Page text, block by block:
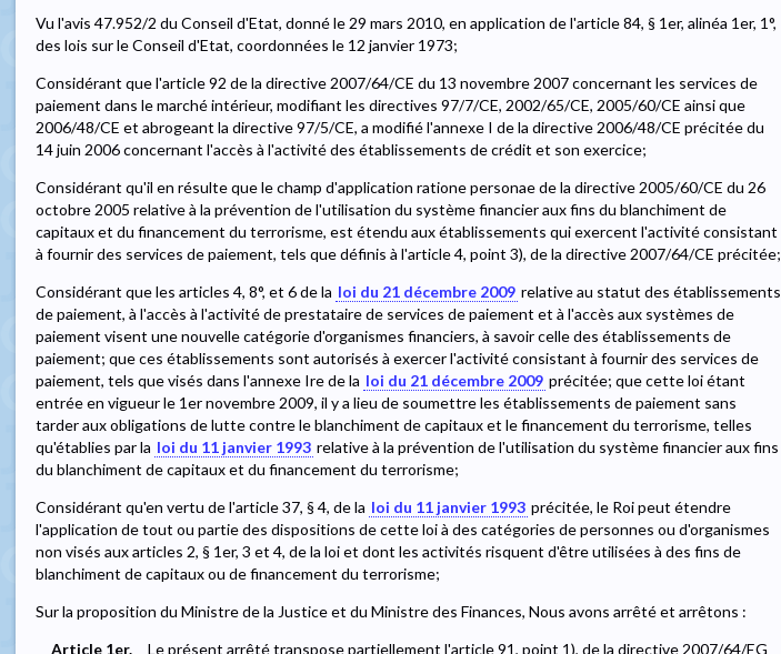
Vu l'avis 47.952/2 du Conseil d'Etat, donné le 29 mars 2010, en application de l'article 84, § 1er, alinéa 1er, 1°,
des lois sur le Conseil d'Etat, coordonnées le 12 janvier 1973;
Considérant que l'article 92 de la directive 2007/64/CE du 13 novembre 2007 concernant les services de
paiement dans le marché intérieur, modifiant les directives 97/7/CE, 2002/65/CE, 2005/60/CE ainsi que
2006/48/CE et abrogeant la directive 97/5/CE, a modifié l'annexe I de la directive 2006/48/CE précitée du
14 juin 2006 concernant l'accès à l'activité des établissements de crédit et son exercice;
Considérant qu'il en résulte que le champ d'application ratione personae de la directive 2005/60/CE du 26
octobre 2005 relative à la prévention de l'utilisation du système financier aux fins du blanchiment de
capitaux et du financement du terrorisme, est étendu aux établissements qui exercent l'activité consistant
à fournir des services de paiement, tels que définis à l'article 4, point 3), de la directive 2007/64/CE précitée;
Considérant que les articles 4, 8°, et 6 de la loi du 21 décembre 2009 relative au statut des établissements
de paiement, à l'accès à l'activité de prestataire de services de paiement et à l'accès aux systèmes de
paiement visent une nouvelle catégorie d'organismes financiers, à savoir celle des établissements de
paiement; que ces établissements sont autorisés à exercer l'activité consistant à fournir des services de
paiement, tels que visés dans l'annexe Ire de la loi du 21 décembre 2009 précitée; que cette loi étant
entrée en vigueur le 1er novembre 2009, il y a lieu de soumettre les établissements de paiement sans
tarder aux obligations de lutte contre le blanchiment de capitaux et le financement du terrorisme, telles
qu'établies par la loi du 11 janvier 1993 relative à la prévention de l'utilisation du système financier aux fins
du blanchiment de capitaux et du financement du terrorisme;
Considérant qu'en vertu de l'article 37, § 4, de la loi du 11 janvier 1993 précitée, le Roi peut étendre
l'application de tout ou partie des dispositions de cette loi à des catégories de personnes ou d'organismes
non visés aux articles 2, § 1er, 3 et 4, de la loi et dont les activités risquent d'être utilisées à des fins de
blanchiment de capitaux ou de financement du terrorisme;
Sur la proposition du Ministre de la Justice et du Ministre des Finances, Nous avons arrêté et arrêtons :
Article 1er.
Le présent arrêté transpose partiellement l'article 91, point 1), de la directive 2007/64/EG